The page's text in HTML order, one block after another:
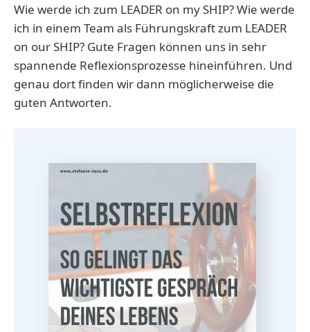
Wie werde ich zum LEADER on my SHIP? Wie werde
ich in einem Team als Führungskraft zum LEADER
on our SHIP? Gute Fragen können uns in sehr
spannende Reflexionsprozesse hineinführen. Und
genau dort finden wir dann möglicherweise die
guten Antworten.